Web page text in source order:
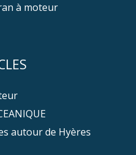
à moteur
autour de Hyères